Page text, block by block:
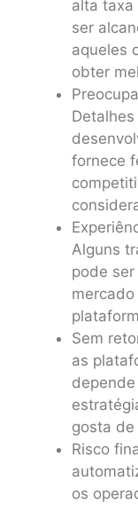
alta taxa
ser
aqueles
obter
fornece
Alguns
pode
Sem
as
gosta de
Risco
os